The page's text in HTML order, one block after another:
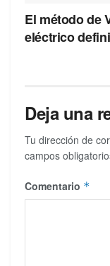
El método de
eléctrico
Deja una
Tu dirección de
campos
Comentario *